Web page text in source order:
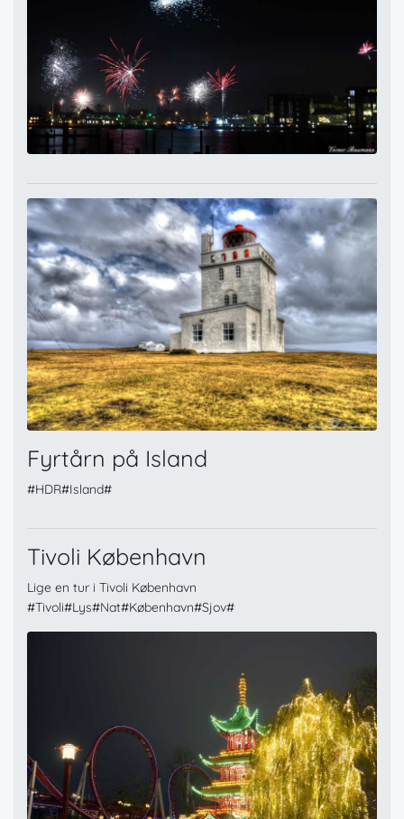
Fyrtårn på Island
#HDR#Island#
Tivoli København
Lige en tur i Tivoli København
#Tivoli#Lys#Nat#København#Sjov#